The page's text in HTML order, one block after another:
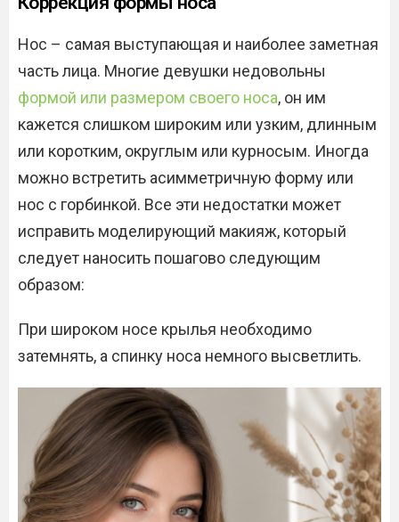
Нос – самая выступающая и наиболее заметная
часть лица. Многие девушки недовольны
формой или размером своего носа, он им
кажется слишком широким или узким, длинным
или коротким, округлым или курносым. Иногда
можно встретить асимметричную форму или
нос с горбинкой. Все эти недостатки может
исправить моделирующий макияж, который
следует наносить пошагово следующим
образом:
При широком носе крылья необходимо
затемнять, а спинку носа немного высветлить.